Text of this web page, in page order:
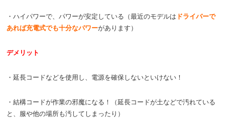
・ハイパワーで、パワーが安定している（最近のモデルは ドライバーで
あれば充電式でも十分なパワーがあります）
デメリット
・延長コードなどを使用し、電源を確保しないといけない！
・結構コードが作業の邪魔になる！（延長コードが土などで汚れている
と、服や他の場所も汚してしまったり）